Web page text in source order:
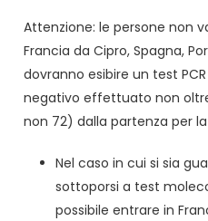
Attenzione: le persone non
Francia da Cipro, Spagna,
dovranno esibire un test
negativo effettuato non
non 72) dalla partenza per la
Nel caso in cui si sia
sottoporsi a test
possibile entrare in